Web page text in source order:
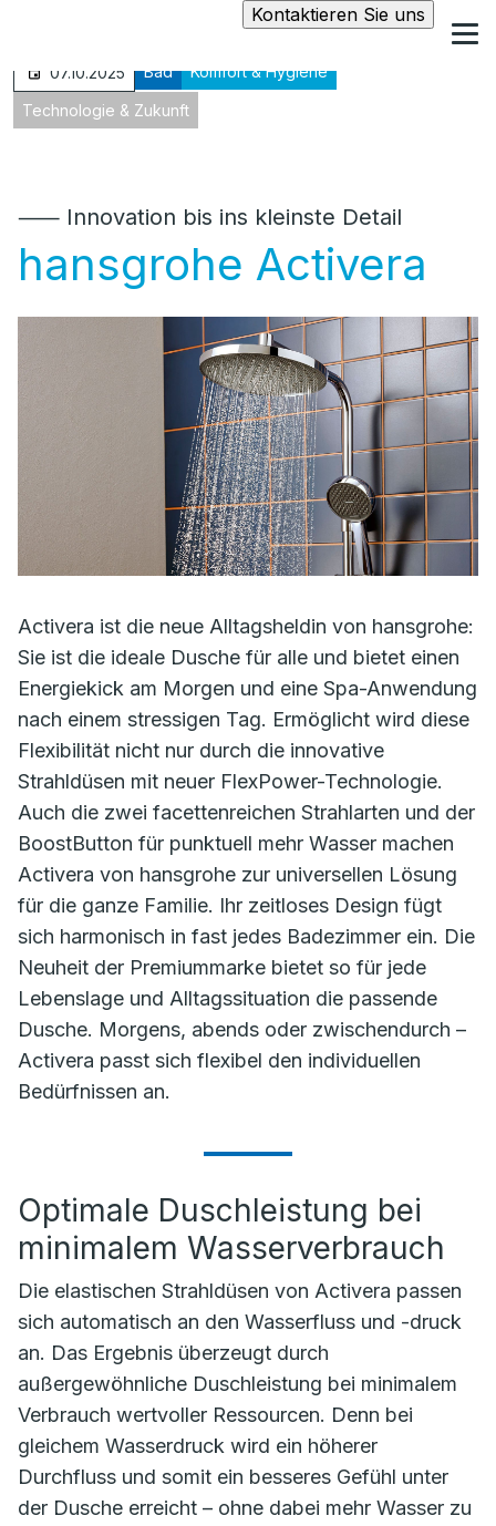
Kontaktieren Sie uns
07.10.2025 Bad Komfort & Hygiene
Technologie & Zukunft
⸺ Innovation bis ins kleinste Detail
hansgrohe Activera
Activera ist die neue Alltagsheldin von hansgrohe:
Sie ist die ideale Dusche für alle und bietet einen
Energiekick am Morgen und eine Spa-Anwendung
nach einem stressigen Tag. Ermöglicht wird diese
Flexibilität nicht nur durch die innovative
Strahldüsen mit neuer FlexPower-Technologie.
Auch die zwei facettenreichen Strahlarten und der
BoostButton für punktuell mehr Wasser machen
Activera von hansgrohe zur universellen Lösung
für die ganze Familie. Ihr zeitloses Design fügt
sich harmonisch in fast jedes Badezimmer ein. Die
Neuheit der Premiummarke bietet so für jede
Lebenslage und Alltagssituation die passende
Dusche. Morgens, abends oder zwischendurch –
Activera passt sich flexibel den individuellen
Bedürfnissen an.
Optimale Duschleistung bei
minimalem Wasserverbrauch
Die elastischen Strahldüsen von Activera passen
sich automatisch an den Wasserfluss und -druck
an. Das Ergebnis überzeugt durch
außergewöhnliche Duschleistung bei minimalem
Verbrauch wertvoller Ressourcen. Denn bei
gleichem Wasserdruck wird ein höherer
Durchfluss und somit ein besseres Gefühl unter
der Dusche erreicht – ohne dabei mehr Wasser zu